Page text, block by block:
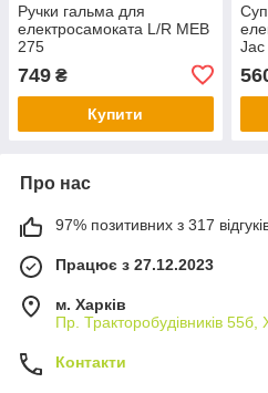
Ручки гальма для
електросамоката L/R MEB
275
749 ₴
Купити
Jac
Про нас
97% позитивних з 317
Працює з 27.12.2023
м. Харків
Пр. Тракторобудiвникiв 55б,
Контакти